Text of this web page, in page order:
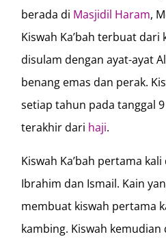
berada di Masjidil Haram,
Kiswah Ka’bah terbuat
disulam dengan ayat-ayat
benang emas dan perak.
setiap tahun pada tanggal
terakhir dari haji.
Kiswah Ka’bah pertama
Ibrahim dan Ismail. Kain
membuat kiswah pertama
kambing. Kiswah